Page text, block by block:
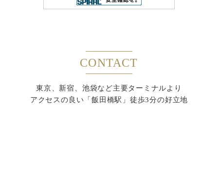
CONTACT
東京、新宿、池袋など主要ターミナルより
アクセスの良い「飯田橋駅」徒歩3分の好立地